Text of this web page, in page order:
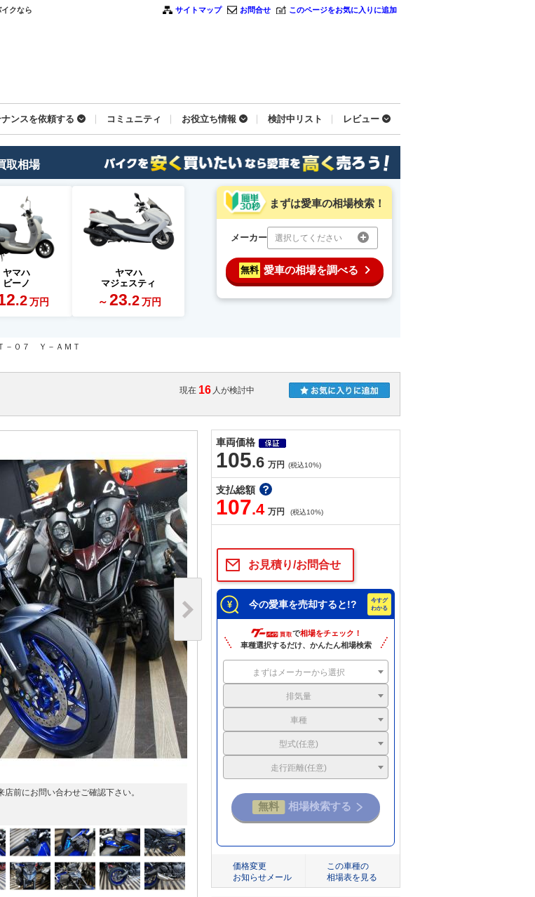
クなら
サイトマップ お問合せ このページをお気に入りに追加
ンスを依頼する コミュニティ お役立ち情報 検討中リスト レビュー
取相場
ヤマハ
ビーノ
.2 万円
ヤマハ
マジェスティ
～ 23.2 万円
まずは愛車の相場検索！
メーカー 選択してください
無料 愛車の相場を調べる
－０７ Ｙ－ＡＭＴ
現在 16 人が検討中
前にお問い合わせご確認下さい。
車両価格
105.6 万円 (税込10%)
支払総額
107.4 万円 (税込10%)
お見積り/お問合せ
今の愛車を売却すると!?
で相場をチェック！
車種選択するだけ、かんたん相場検索
まずはメーカーから選択
排気量
車種
型式(任意)
走行距離(任意)
価格変更
お知らせメール
この車種の
相場表を見る